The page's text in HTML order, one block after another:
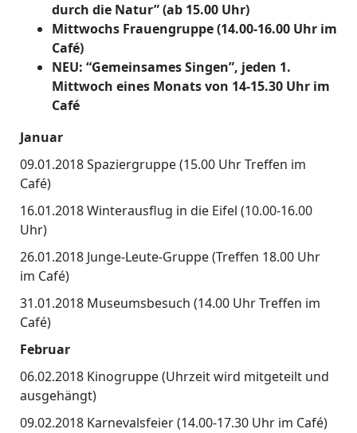
durch die Natur” (ab 15.00 Uhr)
Mittwochs Frauengruppe (14.00-16.00 Uhr im
Café)
NEU: “Gemeinsames Singen”, jeden 1.
Mittwoch eines Monats von 14-15.30 Uhr im
Café
Januar
09.01.2018 Spaziergruppe (15.00 Uhr Treffen im
Café)
16.01.2018 Winterausflug in die Eifel (10.00-16.00
Uhr)
26.01.2018 Junge-Leute-Gruppe (Treffen 18.00 Uhr
im Café)
31.01.2018 Museumsbesuch (14.00 Uhr Treffen im
Café)
Februar
06.02.2018 Kinogruppe (Uhrzeit wird mitgeteilt und
ausgehängt)
09.02.2018 Karnevalsfeier (14.00-17.30 Uhr im Café)